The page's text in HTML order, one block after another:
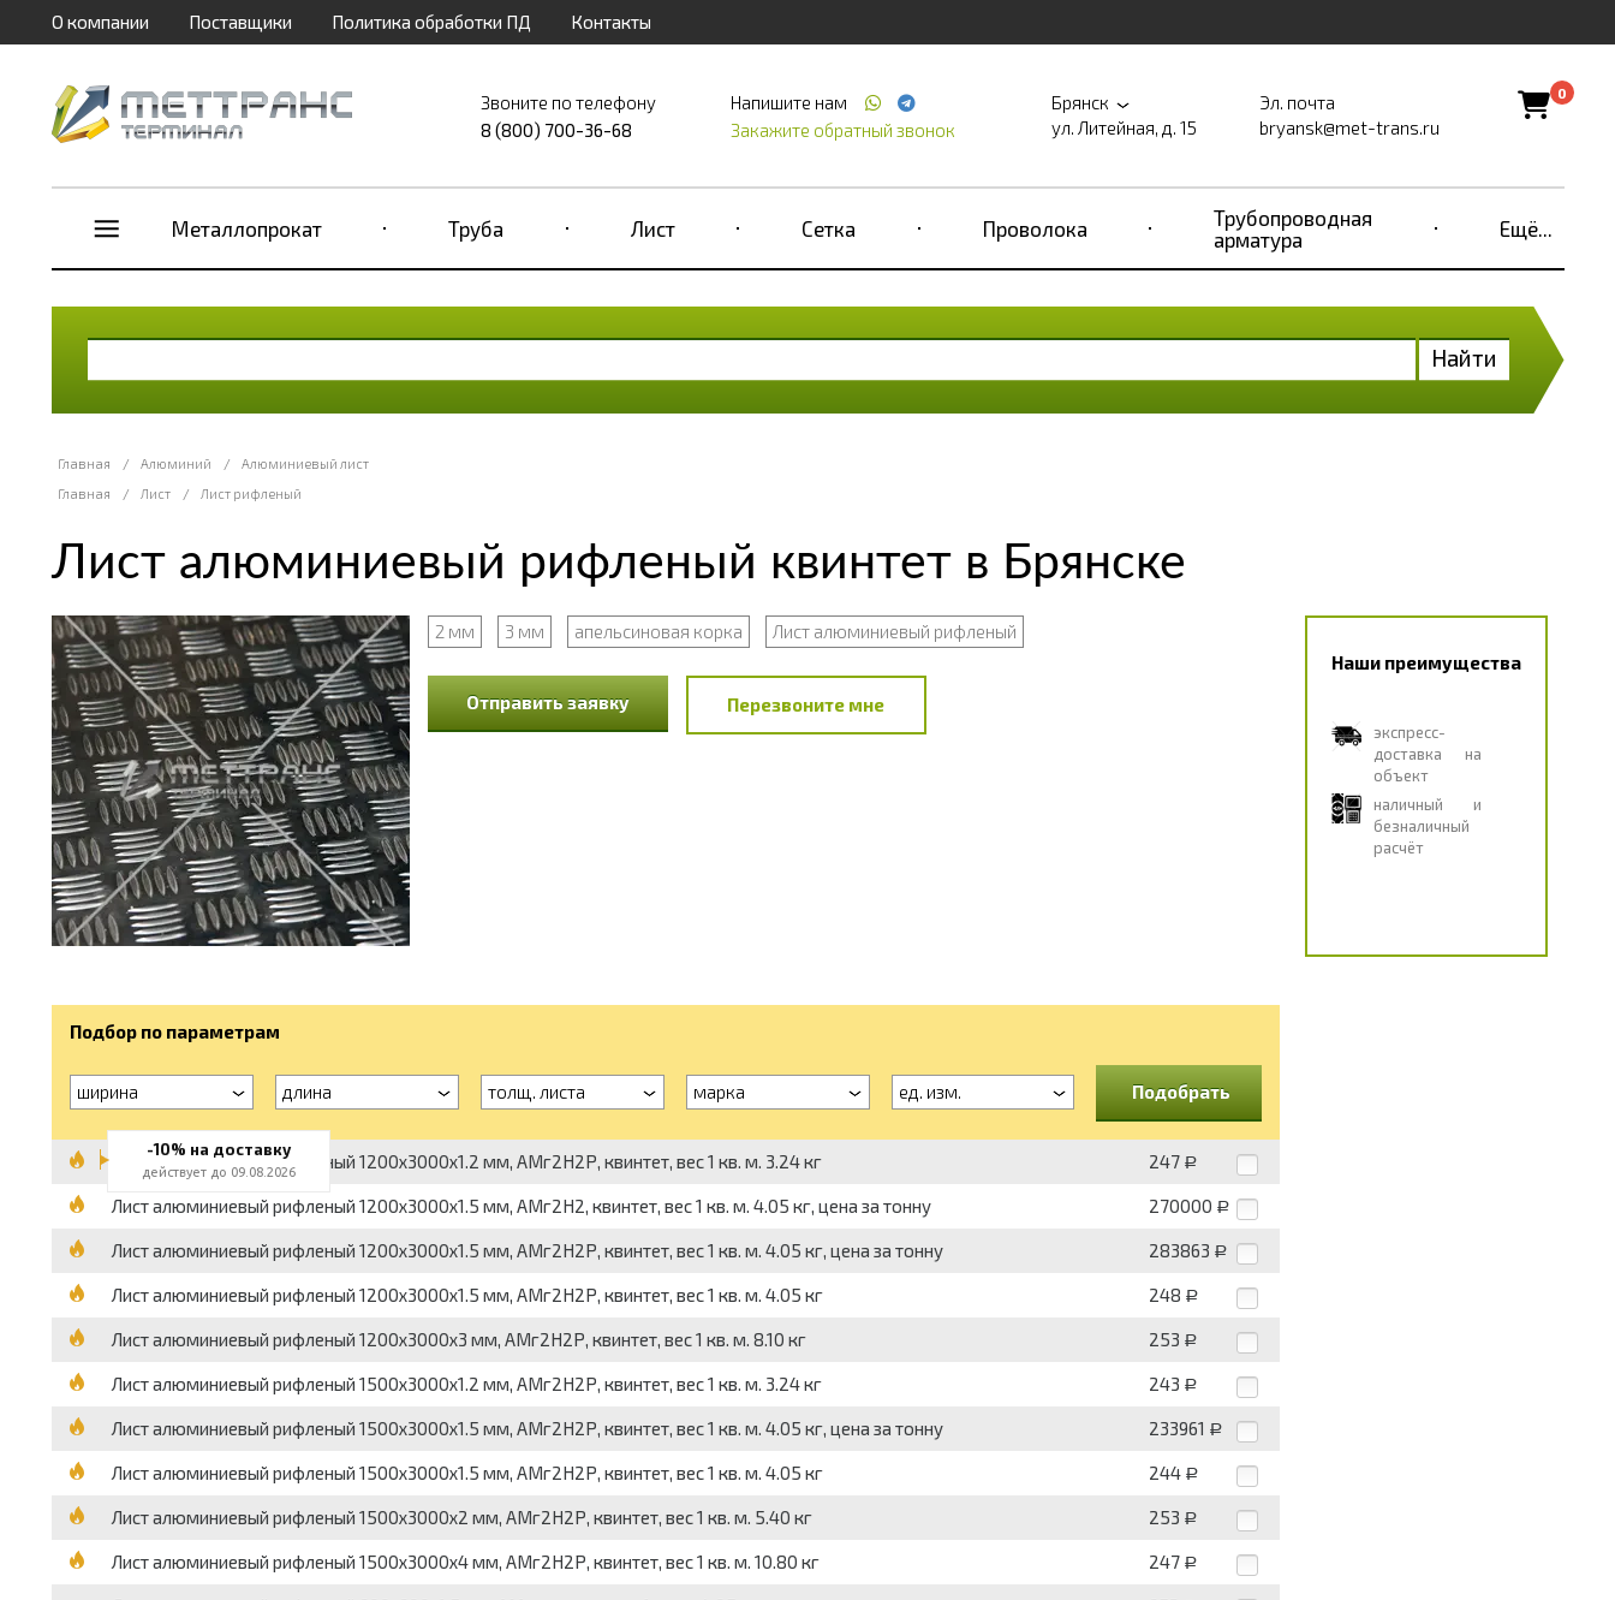
О компании Поставщики Политика обработки ПД Контакты
Звоните по телефону
8 (800) 700-36-68
Напишите нам
Закажите обратный звонок
Брянск
ул. Литейная, д. 15
Эл. почта
bryansk@met-trans.ru
0
Металлопрокат Труба Лист Сетка Проволока
Трубопроводная
арматура
Ещё...
Найти
Главная / Алюминий /
Алюминиевый лист
Главная
/ Лист / Лист рифленый
Лист алюминиевый рифленый квинтет в Брянске
2 мм 3 мм апельсиновая корка Лист алюминиевый рифленый
Отправить заявку Перезвоните мне
Наши преимущества
экспресс-
доставка на
объект
наличный и
безналичный
расчёт
Подбор по параметрам
ширина длина толщ. листа марка ед. изм. Подобрать
Лист алюминиевый рифленый 1200x3000x1.2 мм, АМг2Н2Р, квинтет, вес 1 кв. м. 3.24 кг 247 Р
Лист алюминиевый рифленый 1200x3000x1.5 мм, АМг2Н2, квинтет, вес 1 кв. м. 4.05 кг, цена за тонну 270000 Р
Лист алюминиевый рифленый 1200x3000x1.5 мм, АМг2Н2Р, квинтет, вес 1 кв. м. 4.05 кг, цена за тонну 283863 Р
Лист алюминиевый рифленый 1200x3000x1.5 мм, АМг2Н2Р, квинтет, вес 1 кв. м. 4.05 кг 248 Р
Лист алюминиевый рифленый 1200x3000x3 мм, АМг2Н2Р, квинтет, вес 1 кв. м. 8.10 кг 253 Р
Лист алюминиевый рифленый 1500x3000x1.2 мм, АМг2Н2Р, квинтет, вес 1 кв. м. 3.24 кг 243 Р
Лист алюминиевый рифленый 1500x3000x1.5 мм, АМг2Н2Р, квинтет, вес 1 кв. м. 4.05 кг, цена за тонну 233961 Р
Лист алюминиевый рифленый 1500x3000x1.5 мм, АМг2Н2Р, квинтет, вес 1 кв. м. 4.05 кг 244 Р
Лист алюминиевый рифленый 1500x3000x2 мм, АМг2Н2Р, квинтет, вес 1 кв. м. 5.40 кг 253 Р
Лист алюминиевый рифленый 1500x3000x4 мм, АМг2Н2Р, квинтет, вес 1 кв. м. 10.80 кг 247 Р
-10% на доставку
действует до 09.08.2026